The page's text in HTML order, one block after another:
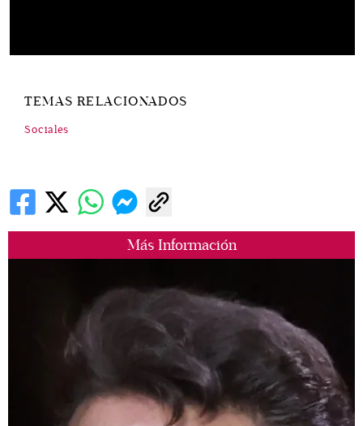
Más Información
TEMAS RELACIONADOS
Sociales